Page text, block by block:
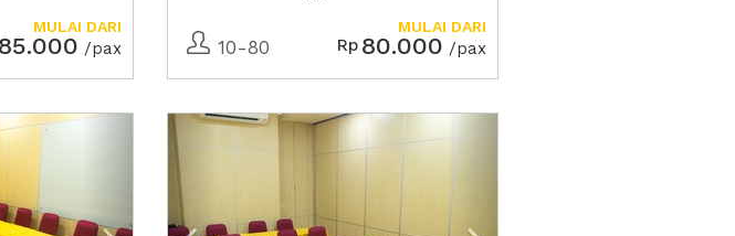
85.000 /pax
MULAI DARI
10-80 Rp 80.000 /pax
MULAI DARI
Previous